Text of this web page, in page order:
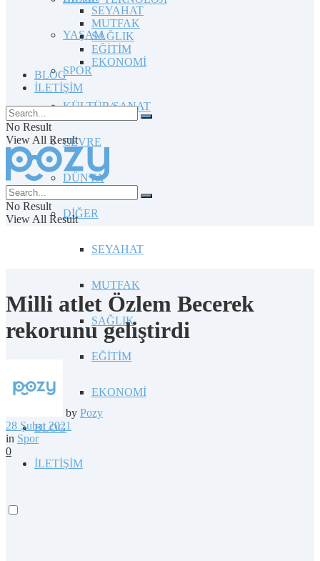
YAŞAM
SPOR
KÜLTÜR/SANAT
ÇEVRE
DÜNYA
DİĞER
SEYAHAT
MUTFAK
SAĞLIK
EĞİTİM
EKONOMİ
BLOG
İLETİŞİM
SEYAHAT
MUTFAK
SAĞLIK
EĞİTİM
EKONOMİ
BLOG
İLETİŞİM
No Result
View All Result
No Result
View All Result
Milli atlet Özlem Becerek
rekorunu geliştirdi
by Pozy
28 Şubat 2021
in Spor
0